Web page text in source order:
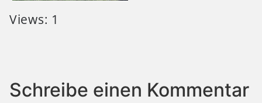
Views: 1
Schreibe einen Kommentar